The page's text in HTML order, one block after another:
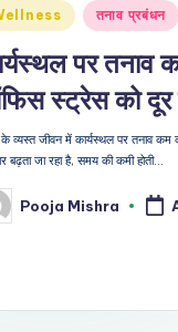
तनाव प्रबंधन
पर तनाव
स्ट्रेस को
जीवन में कार्यस्थल पर तनाव कम
बढ़ता जा रहा है, समय की कमी होती…
Pooja Mishra